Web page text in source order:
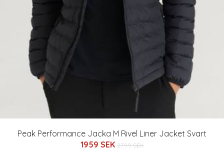
Peak Performance Jacka M Rivel Liner Jacket Svart
1959 SEK 2799 SEK